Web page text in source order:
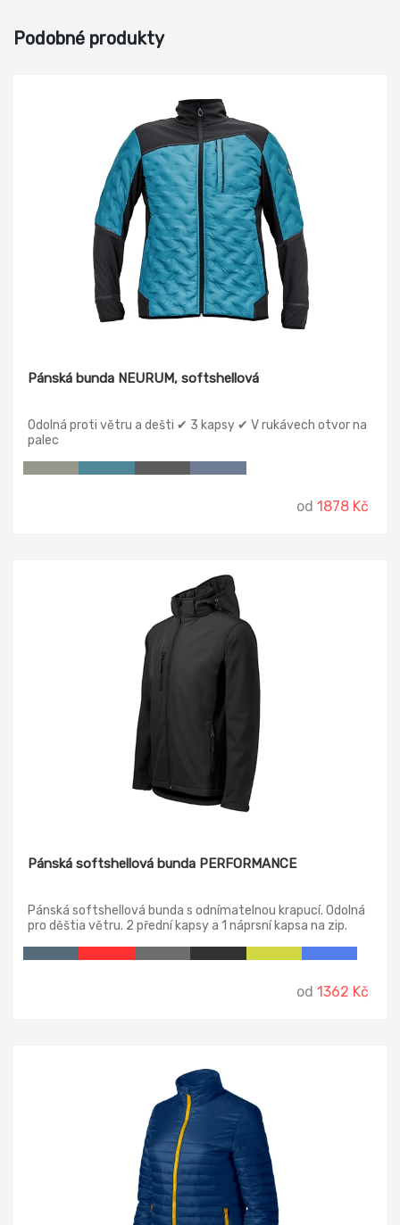
Podobné produkty
Pánská bunda NEURUM, softshellová
Odolná proti větru a dešti ✔ 3 kapsy ✔ V rukávech otvor na
palec
od 1878 Kč
Pánská softshellová bunda PERFORMANCE
Pánská softshellová bunda s odnímatelnou krapucí. Odolná
pro děštia větru. 2 přední kapsy a 1 náprsní kapsa na zip.
od 1362 Kč